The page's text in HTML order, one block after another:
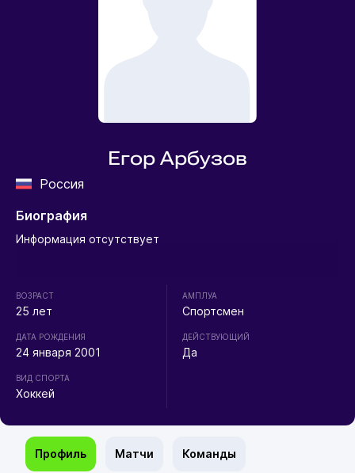
Егор Арбузов
Россия
Биография
Информация отсутствует
ВОЗРАСТ
25 лет
ДАТА РОЖДЕНИЯ
24 января 2001
ВИД СПОРТА
Хоккей
АМПЛУА
Спортсмен
ДЕЙСТВУЮЩИЙ
Да
Профиль Матчи Команды